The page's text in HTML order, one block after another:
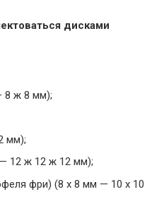
дисками
8 ж 8 мм);
мм);
12 ж 12 ж 12 мм);
фри) (8 х 8 мм — 10 х 10